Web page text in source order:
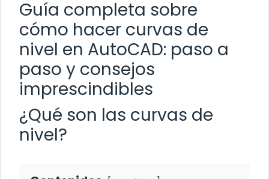
Guía completa sobre
cómo hacer curvas de
nivel en AutoCAD: paso a
paso y consejos
imprescindibles
¿Qué son las curvas de
nivel?